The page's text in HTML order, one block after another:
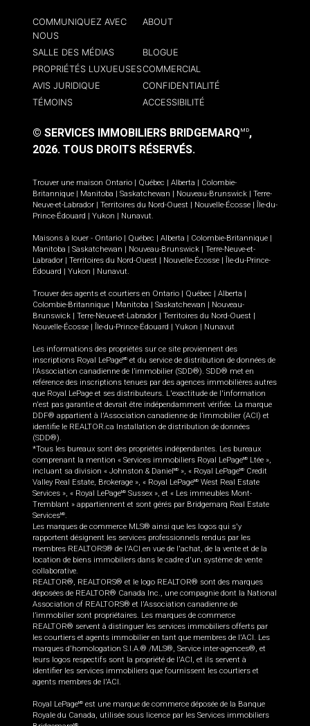
COMMUNIQUEZ AVEC
NOUS
ABOUT
SALLE DES MÉDIAS
BLOGUE
PROPRIÉTÉS LUXUEUSESCOMMERCIAL
AVIS JURIDIQUE
CONFIDENTIALITÉ
TÉMOINS
ACCESSIBILITÉ
© SERVICES IMMOBILIERS BRIDGEMARQ MD,
2026. TOUS DROITS RÉSERVÉS.
Trouver une maison Ontario Québec Alberta
Colombie-
Britannique
Manitoba Saskatchewan Nouveau-Brunswick
Terre-
Neuve-et-Labrador
Territoires du Nord-Ouest Nouvelle-Écosse
Île-du-
Prince-Édouard
Yukon Nunavut.
Maisons à louer - Ontario Québec Alberta Colombie-Britannique
Manitoba
Saskatchewan Nouveau-Brunswick
Terre-Neuve-et-
Labrador
Territoires du Nord-Ouest Nouvelle-Écosse
Île-du-Prince-
Édouard
Yukon Nunavut.
Trouver des agents et courtiers en Ontario Québec Alberta
Colombie-Britannique
Manitoba Saskatchewan
Nouveau-
Brunswick
Terre-Neuve-et-Labrador Territoires du Nord-Ouest
Nouvelle-Écosse
Île-du-Prince-Édouard Yukon Nunavut
Les informations des propriétés sur ce site proviennent des
inscriptions Royal LePageMD et du service de distribution de données de
l'Association canadienne de l’immobilier (SDD®). SDD® met en
référence des inscriptions tenues par des agences immobilières autres
que Royal LePage et ses distributeurs. L'exactitude de l'information
n'est pas garantie et devrait être indépendamment vérifiée. La marque
DDF® appartient à l'Association canadienne de l’immobilier (ACI) et
identifie le REALTOR.ca Installation de distribution de données
(SDD®).
*Tous les bureaux sont des propriétés indépendantes. Les bureaux
comprenant la mention « Services immobiliers Royal LePageMD
Ltée »,
incluant sa division « Johnston & Daniel MD », « Royal LePageMD
Credit
Valley Real Estate, Brokerage », « Royal LePageMD West Real Estate
Services », « Royal LePageMD Sussex », et « Les immeubles Mont-
Tremblant » appartiennent et sont gérés par Bridgemarq Real Estate
ServicesMD.
Les marques de commerce MLS® ainsi que les logos qui s'y
rapportent désignent les services professionnels rendus par les
membres REALTORS® de l'ACI en vue de l'achat, de la vente et de la
location de biens immobiliers dans le cadre d'un système de vente
collaborative.
REALTOR®, REALTORS® et le logo REALTOR® sont des marques
déposées de REALTOR® Canada Inc., une compagnie dont la National
Association of REALTORS® et l'Association canadienne de
l’immobilier sont propriétaires. Les marques de commerce
REALTOR® servent à distinguer les services immobiliers offerts par
les courtiers et agents immobilier en tant que membres de l'ACI. Les
marques d'homologation S.I.A.® /MLS®, Service inter-agences®, et
leurs logos respectifs sont la propriété de l'ACI, et ils servent à
identifier les services immobiliers que fournissent les courtiers et
agents membres de l'ACI.
Royal LePageMD est une marque de commerce déposée de la Banque
Royale du Canada, utilisée sous licence par les Services immobiliers
MD